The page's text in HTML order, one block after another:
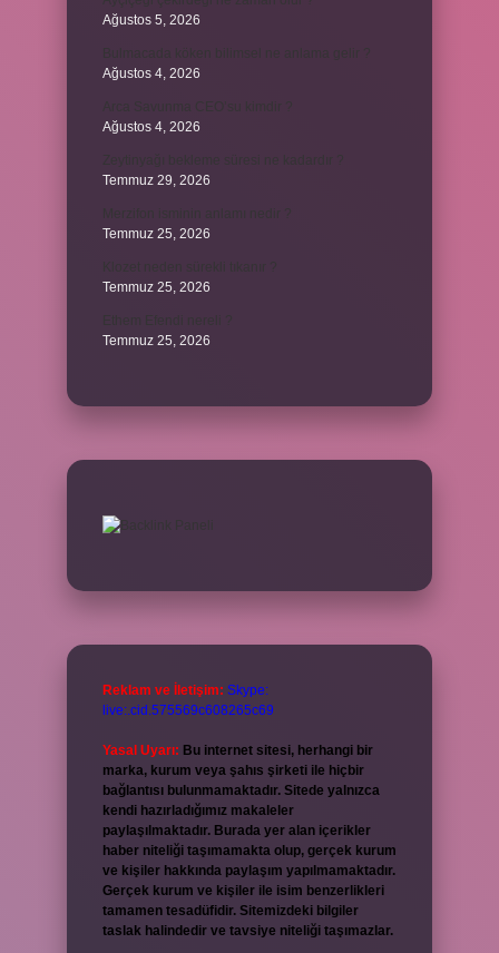
Ağustos 5, 2026
Ağustos 4, 2026
Ağustos 4, 2026
Temmuz 29, 2026
Temmuz 25, 2026
Temmuz 25, 2026
Temmuz 25, 2026
Reklam ve İletişim: Skype:
live:.cid.575569c608265c69
Yasal Uyarı: Bu internet sitesi, herhangi bir
marka, kurum veya şahıs şirketi ile hiçbir
bağlantısı bulunmamaktadır. Sitede yalnızca
kendi hazırladığımız makaleler
paylaşılmaktadır. Burada yer alan içerikler
haber niteliği taşımamakta olup, gerçek kurum
ve kişiler hakkında paylaşım yapılmamaktadır.
Gerçek kurum ve kişiler ile isim benzerlikleri
tamamen tesadüfidir. Sitemizdeki bilgiler
taslak halindedir ve tavsiye niteliği taşımazlar.